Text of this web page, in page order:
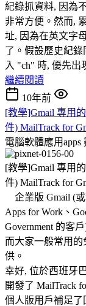
紀錄抓資料, 因為
非常方便。然而,
址, 因為在英文字
了。假設歷史紀錄
入 "ch" 時, 優先出
繼續閱讀
10年前
[教學]Gmail 專用
件) MailTrack for
電腦軟體應用apps
[教學]Gmail 專用
件) MailTrack for
企業版 Gmail (
Apps for Work、
Government 的客
而大家一般常用
供。
幸好, 位於西班牙
開發了 MailTrack
個人版用戶補足了